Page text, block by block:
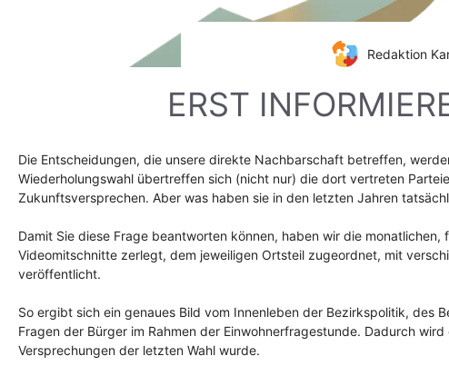
Redaktion
ERST
Die Entscheidungen, die unsere direkte Nachbarschaft betreffen,
Wiederholungswahl übertreffen sich (nicht nur) die dort vertreten
Zukunftsversprechen. Aber was haben sie in den letzten Jahren
Damit Sie diese Frage beantworten können, haben wir die
Videomitschnitte zerlegt, dem jeweiligen Ortsteil zugeordnet, mit
veröffentlicht.
So ergibt sich ein genaues Bild vom Innenleben der Bezirkspolitik, des
Fragen der Bürger im Rahmen der Einwohnerfragestunde. Dadurch
Versprechungen der letzten Wahl wurde.